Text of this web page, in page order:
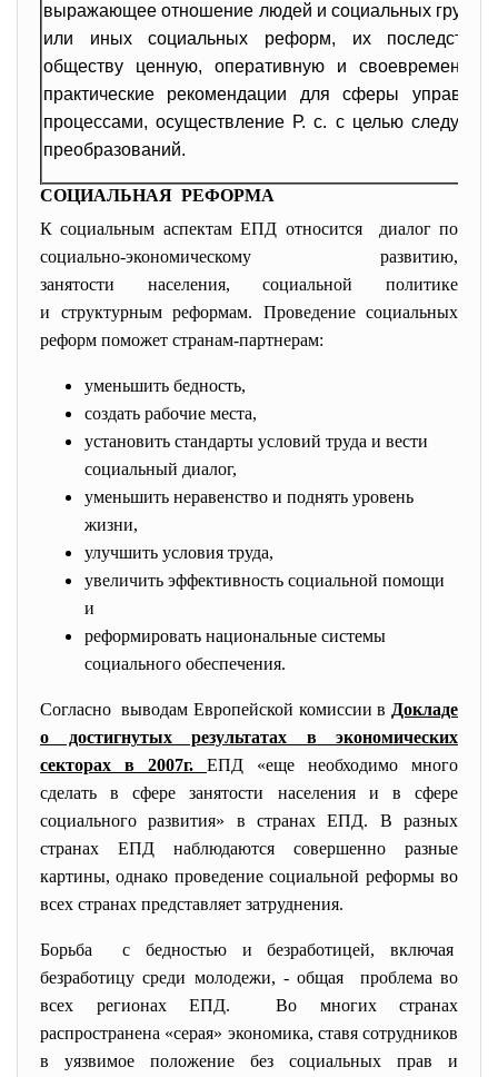
выражающее отношение людей и социальных групп
или иных социальных реформ, их последствий,
обществу ценную, оперативную и
практические рекомендации для сферы
процессами, осуществление Р. с. с целью
преобразований.
СОЦИАЛЬНАЯ РЕФОРМА
К социальным аспектам ЕПД относится диалог по
социально-экономическому развитию,
занятости населения, социальной политике
и структурным реформам. Проведение социальных
реформ поможет странам-партнерам:
уменьшить бедность,
создать рабочие места,
установить стандарты условий труда и вести
социальный диалог,
уменьшить неравенство и поднять уровень
жизни,
улучшить условия труда,
увеличить эффективность социальной помощи
и
реформировать национальные системы
социального обеспечения.
Согласно выводам Европейской комиссии в Докладе
о достигнутых результатах в экономических
секторах в 2007г. ЕПД «еще необходимо много
сделать в сфере занятости населения и в сфере
социального развития» в странах ЕПД. В разных
странах ЕПД наблюдаются совершенно разные
картины, однако проведение социальной реформы во
всех странах представляет затруднения.
Борьба с бедностью и безработицей, включая
безработицу среди молодежи, - общая проблема во
всех регионах ЕПД. Во многих странах
распространена «серая» экономика, ставя сотрудников
в уязвимое положение без социальных прав и